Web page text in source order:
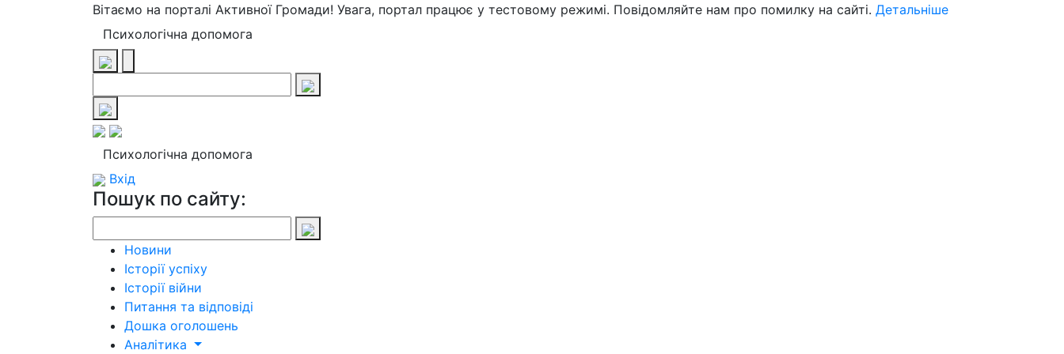
Вітаємо на порталі Активної Громади! Увага, портал працює у тестовому режимі. Повідомляйте нам про помилку на сайті. Детальніше
Психологічна допомога
Психологічна допомога
Вхід
Пошук по сайту:
Новини
Історії успіху
Історії війни
Питання та відповіді
Дошка оголошень
Аналітика